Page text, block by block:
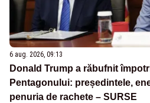
6 aug. 2026, 09:13
Donald Trump a răbufnit
Pentagonului: președintele,
penuria de rachete – SURSE